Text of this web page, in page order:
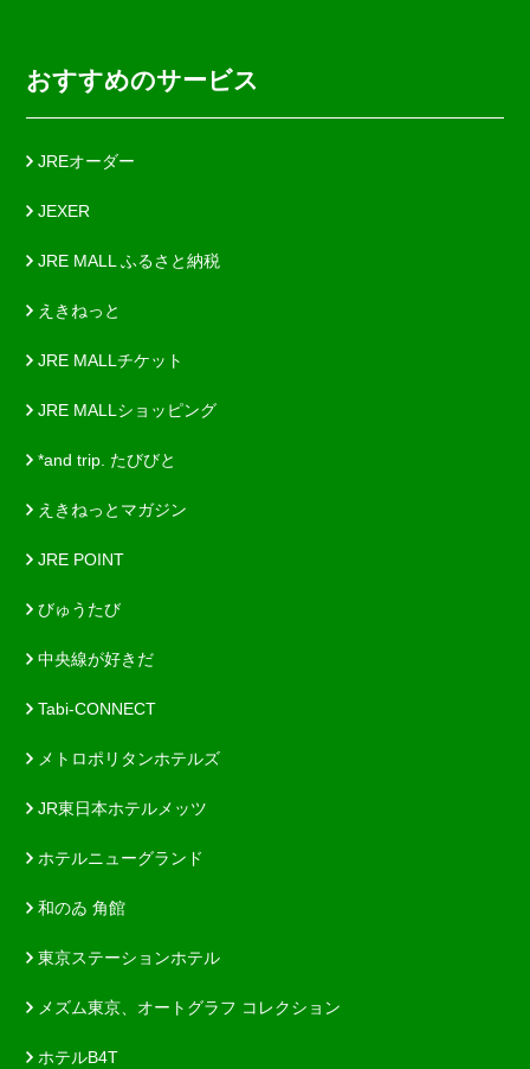
おすすめのサービス
JREオーダー
JEXER
JRE MALL ふるさと納税
えきねっと
JRE MALLチケット
JRE MALLショッピング
*and trip. たびびと
えきねっとマガジン
JRE POINT
びゅうたび
中央線が好きだ
Tabi-CONNECT
メトロポリタンホテルズ
JR東日本ホテルメッツ
ホテルニューグランド
和のゐ 角館
東京ステーションホテル
メズム東京、オートグラフ コレクション
ホテルB4T